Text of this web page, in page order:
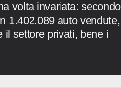
volta invariata: secondo
1.402.089 auto vendute,
il settore privati, bene i